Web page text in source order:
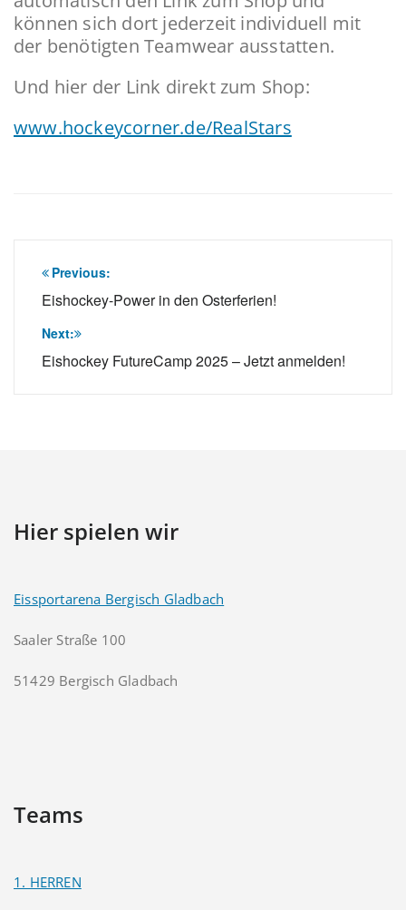
können sich dort jederzeit individuell mit
der benötigten Teamwear ausstatten.
Und hier der Link direkt zum Shop:
www.hockeycorner.de/RealStars
Beitragsnavigation
Previous:
Eishockey-Power in den Osterferien!
Next:
Eishockey FutureCamp 2025 – Jetzt anmelden!
Hier spielen wir
Eissportarena Bergisch Gladbach
Saaler Straße 100
51429 Bergisch Gladbach
Teams
1. HERREN